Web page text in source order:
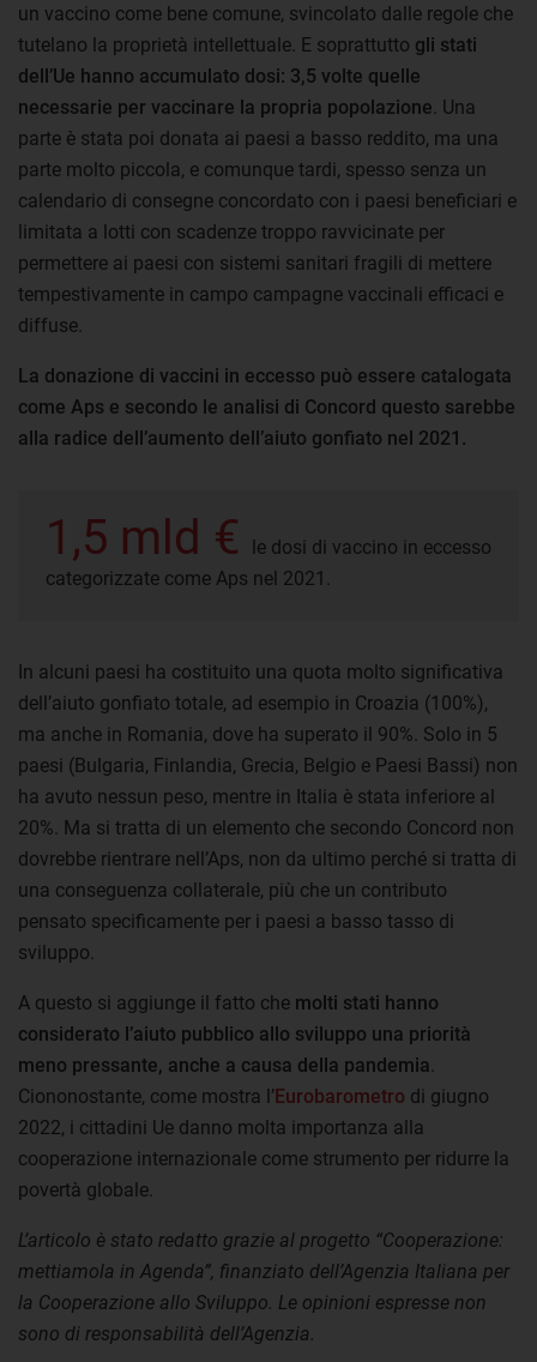
un vaccino come bene comune, svincolato dalle regole che
tutelano la proprietà intellettuale. E soprattutto gli stati
dell’Ue hanno accumulato dosi: 3,5 volte quelle
necessarie per vaccinare la propria popolazione . Una
parte è stata poi donata ai paesi a basso reddito, ma una
parte molto piccola, e comunque tardi, spesso senza un
calendario di consegne concordato con i paesi beneficiari e
limitata a lotti con scadenze troppo ravvicinate per
permettere ai paesi con sistemi sanitari fragili di mettere
tempestivamente in campo campagne vaccinali efficaci e
diffuse.
La donazione di vaccini in eccesso può essere catalogata
come Aps e secondo le analisi di Concord questo sarebbe
alla radice dell’aumento dell’aiuto gonfiato nel 2021.
1,5 mld €
le dosi di vaccino in eccesso
categorizzate come Aps nel 2021.
In alcuni paesi ha costituito una quota molto significativa
dell’aiuto gonfiato totale, ad esempio in Croazia (100%),
ma anche in Romania, dove ha superato il 90%. Solo in 5
paesi (Bulgaria, Finlandia, Grecia, Belgio e Paesi Bassi) non
ha avuto nessun peso, mentre in Italia è stata inferiore al
20%. Ma si tratta di un elemento che secondo Concord non
dovrebbe rientrare nell’Aps, non da ultimo perché si tratta di
una conseguenza collaterale, più che un contributo
pensato specificamente per i paesi a basso tasso di
sviluppo.
A questo si aggiunge il fatto che molti stati hanno
considerato l’aiuto pubblico allo sviluppo una priorità
meno pressante, anche a causa della pandemia
Ciononostante, come mostra l’Eurobarometro di giugno
2022, i cittadini Ue danno molta importanza alla
cooperazione internazionale come strumento per ridurre la
povertà globale.
L’articolo è stato redatto grazie al progetto “Cooperazione:
mettiamola in Agenda”, finanziato dell’Agenzia Italiana per
la Cooperazione allo Sviluppo. Le opinioni espresse non
sono di responsabilità dell’Agenzia.